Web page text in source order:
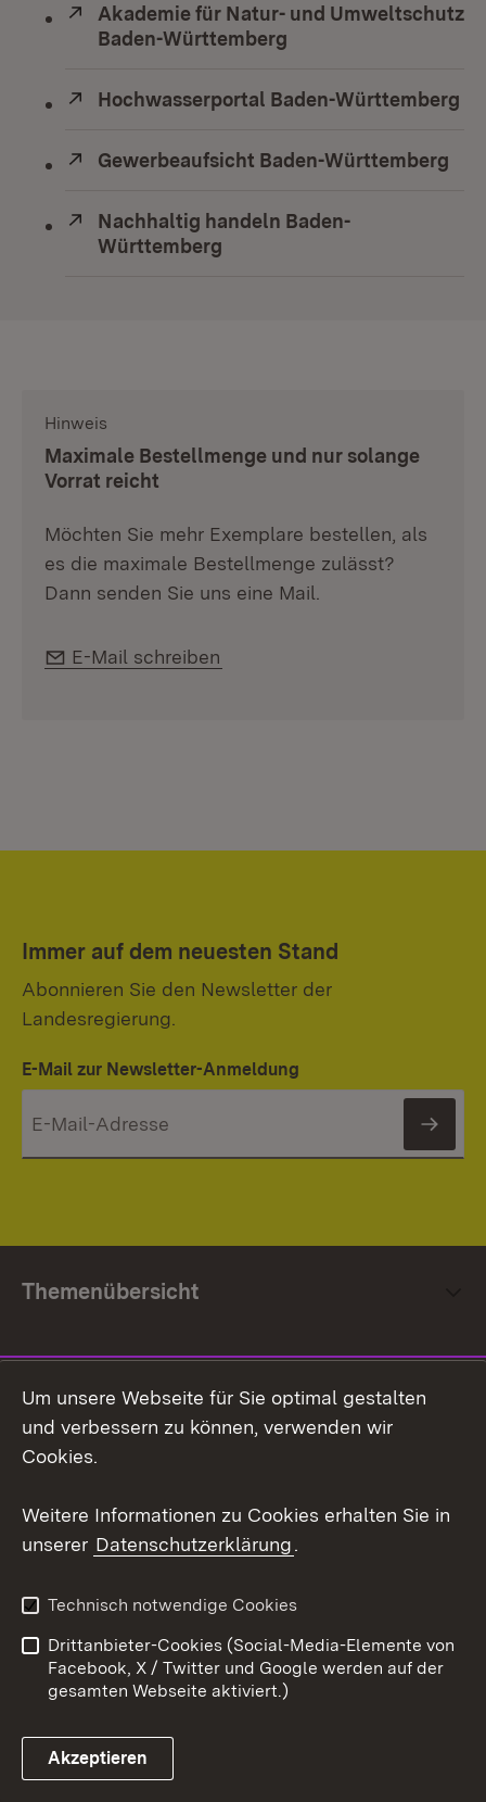
Extern:
Akademie für Natur- und Umweltschutz
Baden-Württemberg
Extern:
Hochwasserportal Baden-Württemberg
Extern:
Gewerbeaufsicht Baden-Württemberg
Extern:
Nachhaltig handeln Baden-
Württemberg
Hinweis
Maximale Bestellmenge und nur solange
Vorrat reicht
Möchten Sie mehr Exemplare bestellen, als
es die maximale Bestellmenge zulässt?
Dann senden Sie uns eine Mail.
E-Mail:
E-Mail schreiben
Immer auf dem neuesten Stand
Abonnieren Sie den Newsletter der
Landesregierung.
E-Mail zur Newsletter-Anmeldung
Themenübersicht
Social Media
Facebook
LinkedIn
Social Wall
X / Twitter
Um unsere Webseite für Sie optimal gestalten
und verbessern zu können, verwenden wir
Cookies.
Weitere Informationen zu Cookies erhalten Sie in
unserer Datenschutzerklärung.
Technisch notwendige Cookies
Drittanbieter-Cookies (Social-Media-Elemente von
Facebook, X / Twitter und Google werden auf der
gesamten Webseite aktiviert.)
Akzeptieren